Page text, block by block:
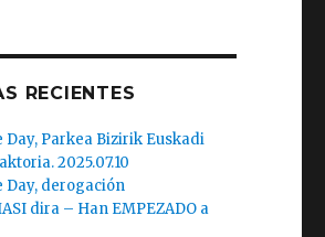
RECIENTES
Day, Parkea Bizirik Euskadi
2025.07.10
Day, derogación
dira – Han EMPEZADO a